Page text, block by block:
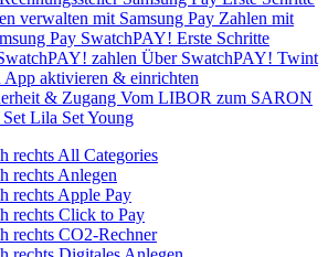
verwalten mit Samsung Pay Zahlen mit
Pay SwatchPAY! Erste Schritte
zahlen Über SwatchPAY! Twint
App aktivieren & einrichten
& Zugang Vom LIBOR zum SARON
Lila Set Young
All Categories
Anlegen
Apple Pay
Click to Pay
CO2-Rechner